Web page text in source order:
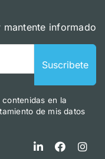
mantente informado
Suscribete
en la
de mis datos